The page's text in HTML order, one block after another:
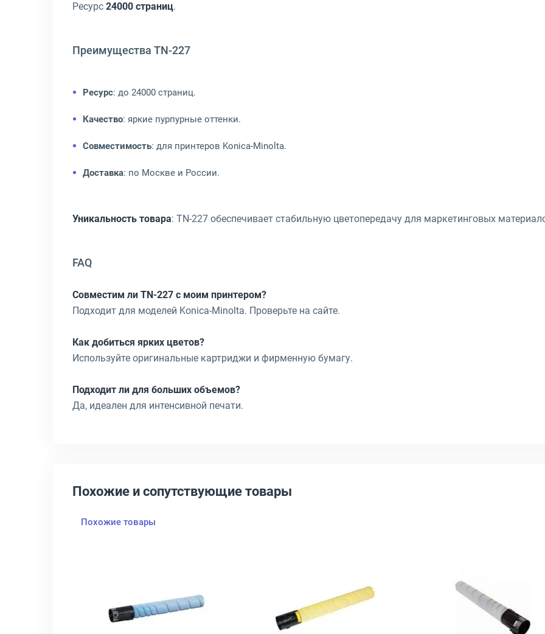
Ресурс 24000 страниц.
Преимущества TN-227
Ресурс: до 24000 страниц.
Качество: яркие пурпурные оттенки.
Совместимость: для принтеров Konica-Minolta.
Доставка: по Москве и России.
Уникальность товара: TN-227 обеспечивает стабильную цветопередачу для маркетинговых
FAQ
Совместим ли TN-227 с моим принтером?
Подходит для моделей Konica-Minolta. Проверьте на сайте.
Как добиться ярких цветов?
Используйте оригинальные картриджи и фирменную бумагу.
Подходит ли для больших объемов?
Да, идеален для интенсивной печати.
Похожие и сопутствующие товары
Похожие товары
Открыть товар: Тонер-картридж Konica-Minolta TN-227 Лазерный Голубой 24000стр, ACVH450
Открыть товар: Тонер-картридж Konica-Minolta TN-
Открыть